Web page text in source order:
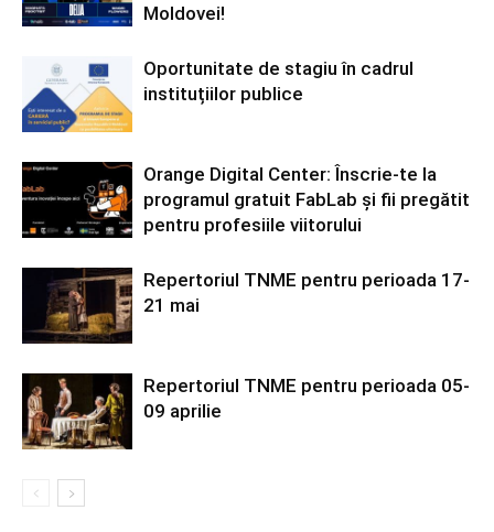
Moldovei!
Oportunitate de stagiu în cadrul
instituțiilor publice
Orange Digital Center: Înscrie-te la
programul gratuit FabLab și fii pregătit
pentru profesiile viitorului
Repertoriul TNME pentru perioada 17-
21 mai
Repertoriul TNME pentru perioada 05-
09 aprilie